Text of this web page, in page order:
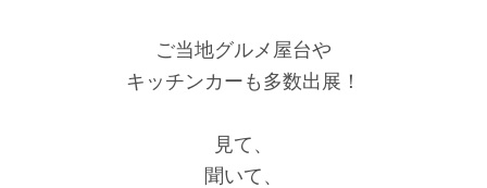
ご当地グルメ屋台や
キッチンカーも多数出展！
見て、
聞いて、